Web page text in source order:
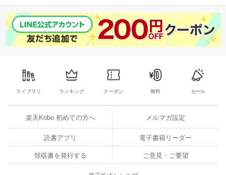
ライブラリ ランキング クーポン 無料 セール
楽天Kobo 初めての方へ メルマガ設定
読書アプリ 電子書籍リーダー
領収書を発行する ご意見・ご要望